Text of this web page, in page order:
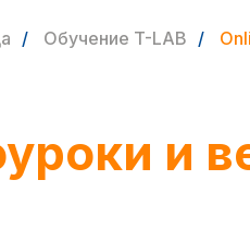
/ Обучение T-LAB /
и